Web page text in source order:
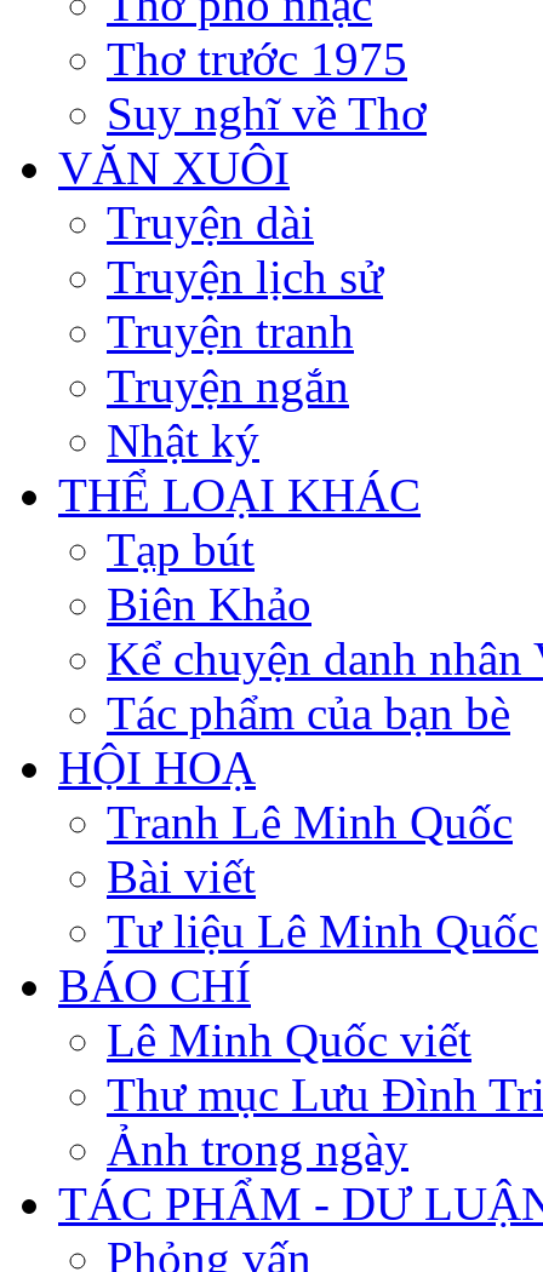
Thơ trước 1975
Suy nghĩ về Thơ
VĂN XUÔI
Truyện dài
Truyện lịch sử
Truyện tranh
Truyện ngắn
Nhật ký
THỂ LOẠI KHÁC
Tạp bút
Biên Khảo
Kể chuyện danh nhân
Tác phẩm của bạn bè
HỘI HOẠ
Tranh Lê Minh Quốc
Bài viết
Tư liệu Lê Minh Quốc
BÁO CHÍ
Lê Minh Quốc viết
Thư mục Lưu Đình
Ảnh trong ngày
TÁC PHẨM - DƯ
Phỏng vấn